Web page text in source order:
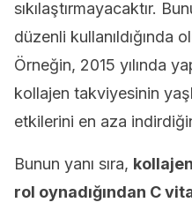
sıkılaştırmayacaktır.
düzenli kullanıldığında
Örneğin, 2015 yılında
kollajen takviyesinin
etkilerini en aza
Bunun yanı sıra,
rol oynadığından C